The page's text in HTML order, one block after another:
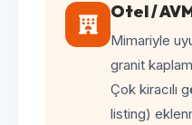
Otel /
Mimariyle
granit
Çok kiracılı
listing)